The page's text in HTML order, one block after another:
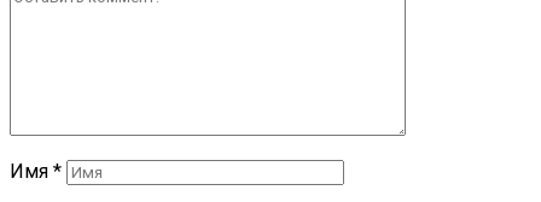
Имя *